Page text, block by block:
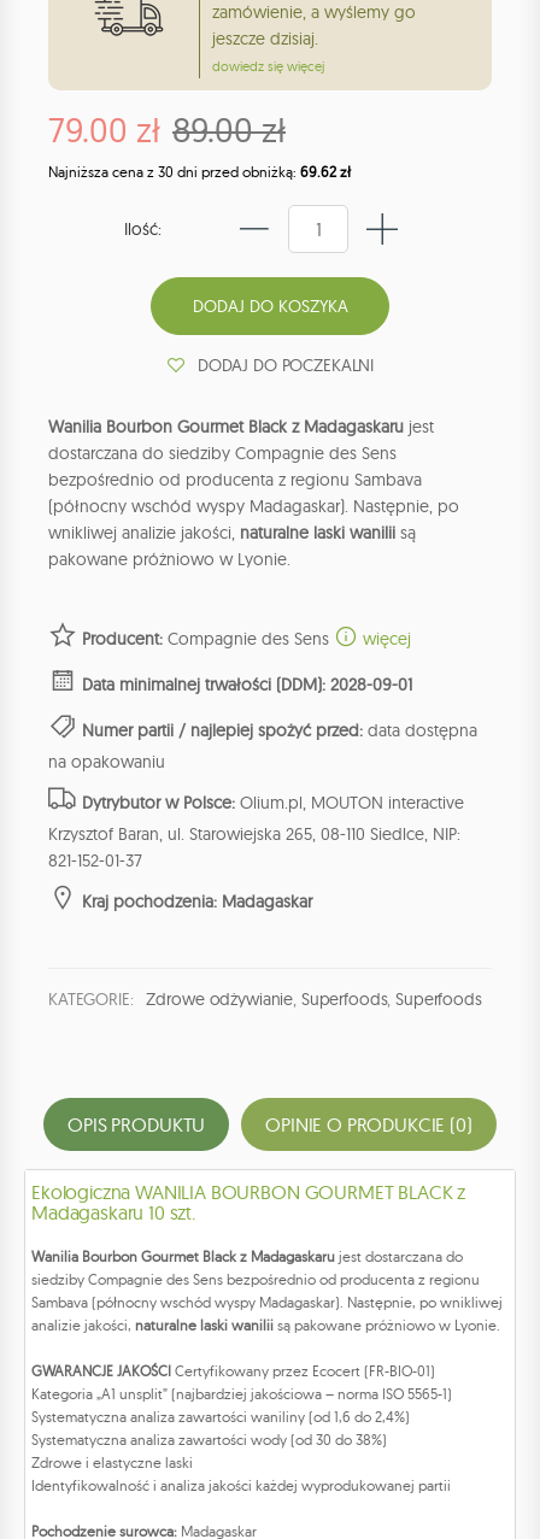
zamówienie, a wyślemy go
jeszcze dzisiaj.
dowiedz się więcej
79.00 zł 89.00 zł
Najniższa cena z 30 dni przed obniżką: 69.62 zł
Ilość:
DODAJ DO POCZEKALNI
Wanilia Bourbon Gourmet Black z Madagaskaru jest
dostarczana do siedziby Compagnie des Sens
bezpośrednio od producenta z regionu Sambava
(północny wschód wyspy Madagaskar). Następnie, po
wnikliwej analizie jakości, naturalne laski wanilii są
pakowane próżniowo w Lyonie.
Producent: Compagnie des Sens więcej
Data minimalnej trwałości (DDM): 2028-09-01
Numer partii / najlepiej spożyć przed: data dostępna
na opakowaniu
Dytrybutor w Polsce: Olium.pl, MOUTON interactive
Krzysztof Baran, ul. Starowiejska 265, 08-110 Siedlce, NIP:
821-152-01-37
Kraj pochodzenia: Madagaskar
KATEGORIE: Zdrowe odżywianie, Superfoods,Superfoods
OPIS PRODUKTU OPINIE O PRODUKCIE (0)
Ekologiczna WANILIA BOURBON GOURMET BLACK z
Madagaskaru 10 szt.
Wanilia Bourbon Gourmet Black z Madagaskaru jest dostarczana do
siedziby Compagnie des Sens bezpośrednio od producenta z regionu
Sambava (północny wschód wyspy Madagaskar). Następnie, po wnikliwej
analizie jakości, naturalne laski wanilii są pakowane próżniowo w Lyonie.
GWARANCJE JAKOŚCI Certyfikowany przez Ecocert (FR-BIO-01)
Kategoria „A1 unsplit” (najbardziej jakościowa – norma ISO 5565-1)
Systematyczna analiza zawartości waniliny (od 1,6 do 2,4%)
Systematyczna analiza zawartości wody (od 30 do 38%)
Zdrowe i elastyczne laski
Identyfikowalność i analiza jakości każdej wyprodukowanej partii
Pochodzenie surowca: Madagaskar